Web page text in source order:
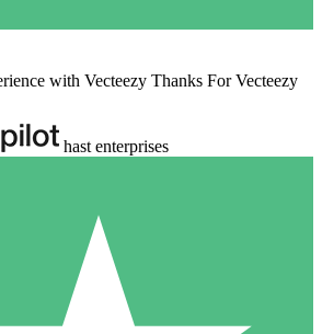
with Vecteezy Thanks For Vecteezy
hast enterprises